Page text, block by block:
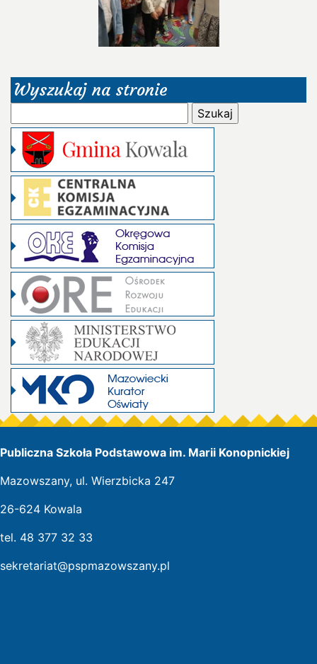
Wyszukaj na stronie
Publiczna Szkoła Podstawowa im. Marii Konopnickiej
Mazowszany, ul. Wierzbicka 247
26-624 Kowala
tel. 48 377 32 33
sekretariat@pspmazowszany.pl